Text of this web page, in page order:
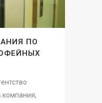
ПО
компания,